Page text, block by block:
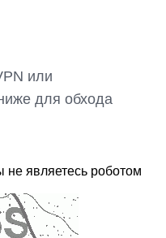
или
для обхода
не являетесь роботом